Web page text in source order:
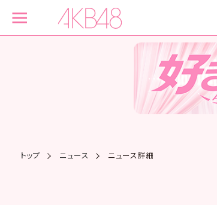
トップ ニュース ニュース詳細